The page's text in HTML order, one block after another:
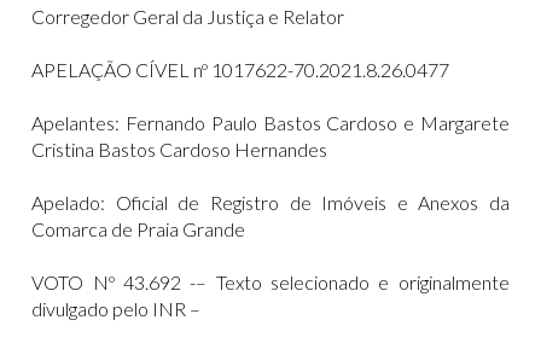
Corregedor Geral da Justiça e Relator
APELAÇÃO CÍVEL nº 1017622-70.2021.8.26.0477
Apelantes: Fernando Paulo Bastos Cardoso e Margarete
Cristina Bastos Cardoso Hernandes
Apelado: Oficial de Registro de Imóveis e Anexos da
Comarca de Praia Grande
VOTO Nº 43.692 -– Texto selecionado e originalmente
divulgado pelo INR –